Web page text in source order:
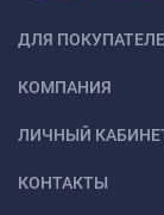
ДЛЯ
КОМПАНИЯ
ЛИЧНЫЙ
КОНТАКТЫ